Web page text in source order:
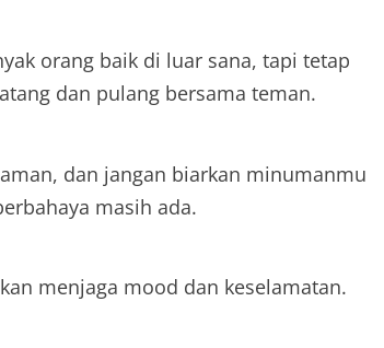
orang baik di luar sana, tapi tetap
dan pulang bersama teman.
dan jangan biarkan minumanmu
masih ada.
menjaga mood dan keselamatan.